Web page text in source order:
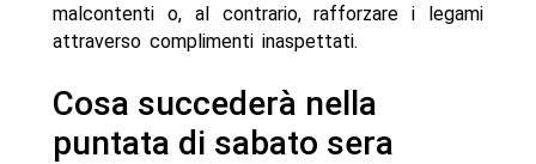
malcontenti o, al contrario, rafforzare i legami
attraverso complimenti inaspettati.
Cosa succederà nella
puntata di sabato sera